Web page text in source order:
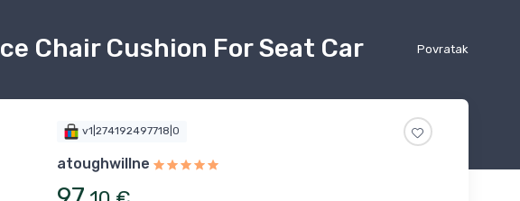
Povratak
Chair Cushion For Seat Car
v1|274192497718|0
atoughwillne